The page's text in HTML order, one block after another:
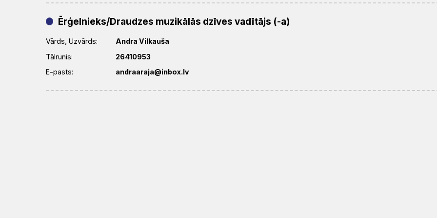
Ērģelnieks/Draudzes muzikālās dzīves vadītājs (-a)
Vārds, Uzvārds:
Andra Vilkauša
Tālrunis:
26410953
E-pasts:
andraaraja@inbox.lv